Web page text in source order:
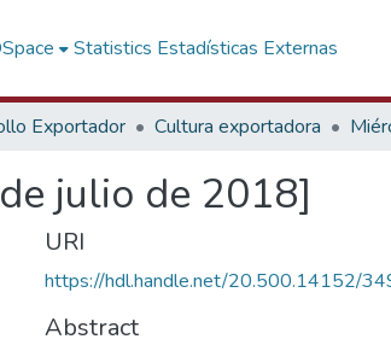
Statistics Estadísticas Externas
Exportador Cultura exportadora
julio de 2018]
URI
https://hdl.handle.net/20.500.14152/
Abstract